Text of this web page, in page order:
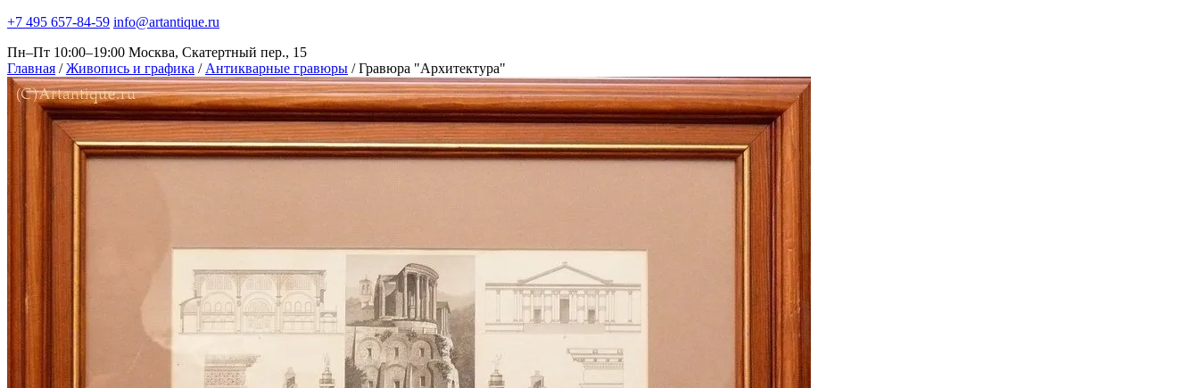
+7 495 657-84-59 info@artantique.ru
Пн–Пт 10:00–19:00 Москва, Скатертный пер., 15
Главная / Живопись и графика / Антикварные гравюры / Гравюра "Архитектура"